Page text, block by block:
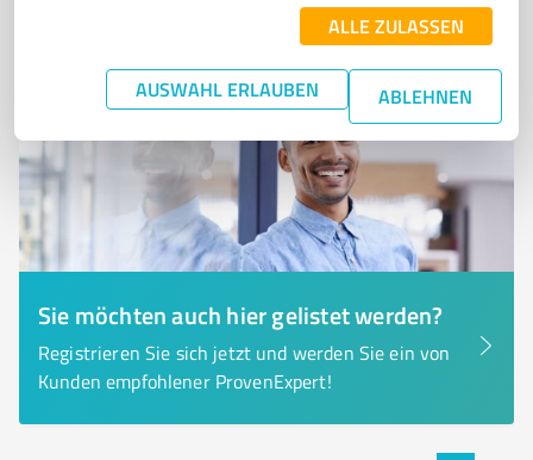
ALLE ZULASSEN
AUSWAHL ERLAUBEN ABLEHNEN
Sie möchten auch hier gelistet werden?
Registrieren Sie sich jetzt und werden Sie ein von
Kunden empfohlener ProvenExpert!